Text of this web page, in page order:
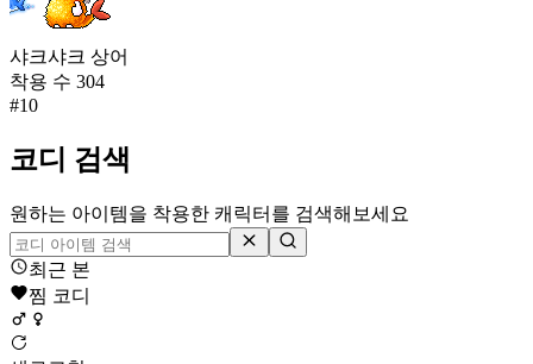
샤크샤크 상어
착용 수 304
#10
코디 검색
원하는 아이템을 착용한 캐릭터를 검색해보세요
최근 본
찜 코디